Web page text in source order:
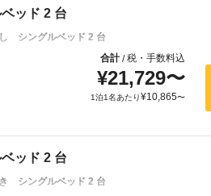
ッド 2 台
シングルベッド 2 台
合計/税・手数料込
¥21,729〜
1泊1名あたり¥10,865〜
ッド 2 台
シングルベッド 2 台